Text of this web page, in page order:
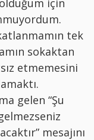
için
tek
sokaktan
etmemesini
gelen “Şu
mesajını